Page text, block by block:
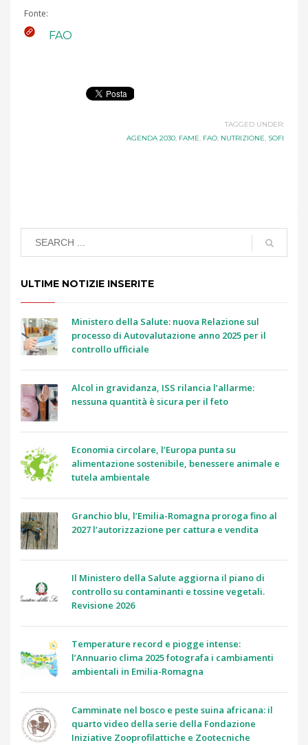
Fonte:
FAO
TAGGED UNDER:
AGENDA 2030, FAME, FAO, NUTRIZIONE, SOFI
ULTIME NOTIZIE INSERITE
Ministero della Salute: nuova Relazione sul
processo di Autovalutazione anno 2025 per il
controllo ufficiale
Alcol in gravidanza, ISS rilancia l’allarme:
nessuna quantità è sicura per il feto
Economia circolare, l’Europa punta su
alimentazione sostenibile, benessere animale e
tutela ambientale
Granchio blu, l’Emilia-Romagna proroga fino al
2027 l’autorizzazione per cattura e vendita
Il Ministero della Salute aggiorna il piano di
controllo su contaminanti e tossine vegetali.
Revisione 2026
Temperature record e piogge intense:
l’Annuario clima 2025 fotografa i cambiamenti
ambientali in Emilia-Romagna
Camminate nel bosco e peste suina africana: il
quarto video della serie della Fondazione
Iniziative Zooprofilattiche e Zootecniche